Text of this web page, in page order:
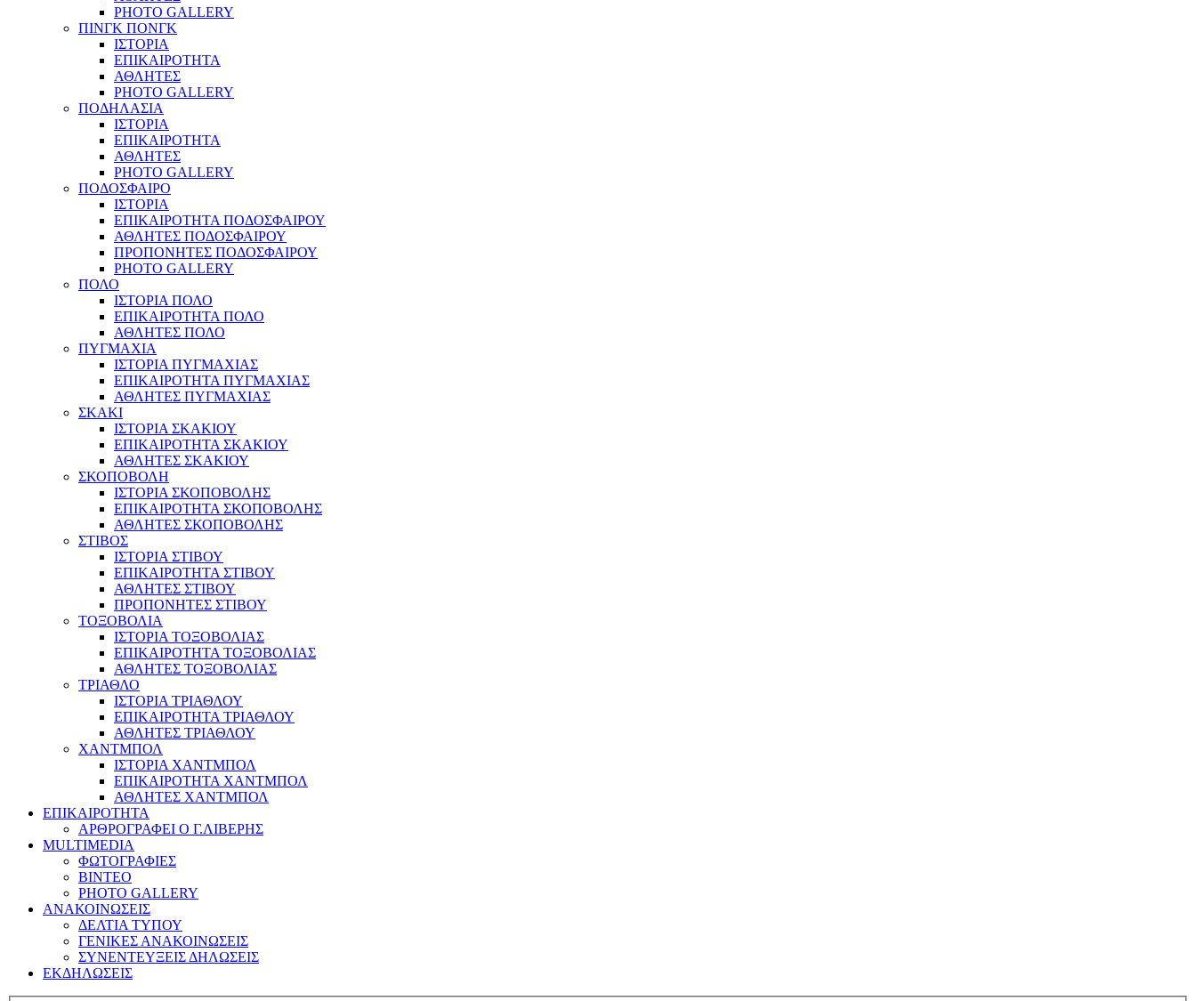
PHOTO GALLERY
ΠΙΝΓΚ ΠΟΝΓΚ
ΙΣΤΟΡΙΑ
ΕΠΙΚΑΙΡΟΤΗΤΑ
ΑΘΛΗΤΕΣ
PHOTO GALLERY
ΠΟΔΗΛΑΣΙΑ
ΙΣΤΟΡΙΑ
ΕΠΙΚΑΙΡΟΤΗΤΑ
ΑΘΛΗΤΕΣ
PHOTO GALLERY
ΠΟΔΟΣΦΑΙΡΟ
ΙΣΤΟΡΙΑ
ΕΠΙΚΑΙΡΟΤΗΤΑ ΠΟΔΟΣΦΑΙΡΟΥ
ΑΘΛΗΤΕΣ ΠΟΔΟΣΦΑΙΡΟΥ
ΠΡΟΠΟΝΗΤΕΣ ΠΟΔΟΣΦΑΙΡΟΥ
PHOTO GALLERY
ΠΟΛΟ
ΙΣΤΟΡΙΑ ΠΟΛΟ
ΕΠΙΚΑΙΡΟΤΗΤΑ ΠΟΛΟ
ΑΘΛΗΤΕΣ ΠΟΛΟ
ΠΥΓΜΑΧΙΑ
ΙΣΤΟΡΙΑ ΠΥΓΜΑΧΙΑΣ
ΕΠΙΚΑΙΡΟΤΗΤΑ ΠΥΓΜΑΧΙΑΣ
ΑΘΛΗΤΕΣ ΠΥΓΜΑΧΙΑΣ
ΣΚΑΚΙ
ΙΣΤΟΡΙΑ ΣΚΑΚΙΟΥ
ΕΠΙΚΑΙΡΟΤΗΤΑ ΣΚΑΚΙΟΥ
ΑΘΛΗΤΕΣ ΣΚΑΚΙΟΥ
ΣΚΟΠΟΒΟΛΗ
ΙΣΤΟΡΙΑ ΣΚΟΠΟΒΟΛΗΣ
ΕΠΙΚΑΙΡΟΤΗΤΑ ΣΚΟΠΟΒΟΛΗΣ
ΑΘΛΗΤΕΣ ΣΚΟΠΟΒΟΛΗΣ
ΣΤΙΒΟΣ
ΙΣΤΟΡΙΑ ΣΤΙΒΟΥ
ΕΠΙΚΑΙΡΟΤΗΤΑ ΣΤΙΒΟΥ
ΑΘΛΗΤΕΣ ΣΤΙΒΟΥ
ΠΡΟΠΟΝΗΤΕΣ ΣΤΙΒΟΥ
ΤΟΞΟΒΟΛΙΑ
ΙΣΤΟΡΙΑ ΤΟΞΟΒΟΛΙΑΣ
ΕΠΙΚΑΙΡΟΤΗΤΑ ΤΟΞΟΒΟΛΙΑΣ
ΑΘΛΗΤΕΣ ΤΟΞΟΒΟΛΙΑΣ
ΤΡΙΑΘΛΟ
ΙΣΤΟΡΙΑ ΤΡΙΑΘΛΟΥ
ΕΠΙΚΑΙΡΟΤΗΤΑ ΤΡΙΑΘΛΟΥ
ΑΘΛΗΤΕΣ ΤΡΙΑΘΛΟΥ
ΧΑΝΤΜΠΟΛ
ΙΣΤΟΡΙΑ ΧΑΝΤΜΠΟΛ
ΕΠΙΚΑΙΡΟΤΗΤΑ ΧΑΝΤΜΠΟΛ
ΑΘΛΗΤΕΣ ΧΑΝΤΜΠΟΛ
ΕΠΙΚΑΙΡΟΤΗΤΑ
ΑΡΘΡΟΓΡΑΦΕΙ Ο Γ.ΛΙΒΕΡΗΣ
MULTIMEDIA
ΦΩΤΟΓΡΑΦΙΕΣ
ΒΙΝΤΕΟ
PHOTO GALLERY
ΑΝΑΚΟΙΝΩΣΕΙΣ
ΔΕΛΤΙΑ ΤΥΠΟΥ
ΓΕΝΙΚΕΣ ΑΝΑΚΟΙΝΩΣΕΙΣ
ΣΥΝΕΝΤΕΥΞΕΙΣ ΔΗΛΩΣΕΙΣ
ΕΚΔΗΛΩΣΕΙΣ